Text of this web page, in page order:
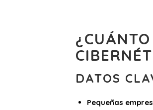
DATOS
Pequeñas